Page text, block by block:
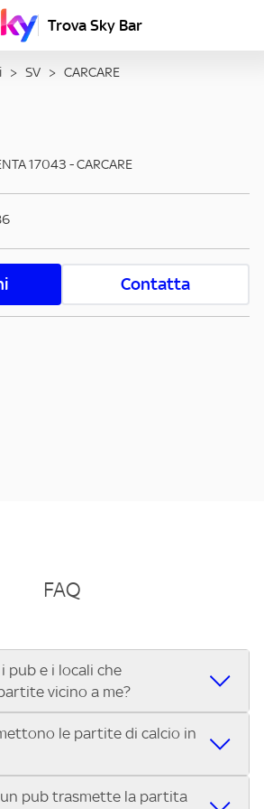
Trova Sky Bar
> SV > CARCARE
17043 -CARCARE
Contatta
FAQ
pub e i locali che
vicino a me?
ristorante o locale vicino a te per
A ENILIVE, la Serie C Sky Wifi, la
la UEFA Europa League, la UEFA
Tennis, la Formula 1®, la MotoGP™ e
le partite di calcio in
pub o ristoranti mostrano le partite
un pub trasmette la partita